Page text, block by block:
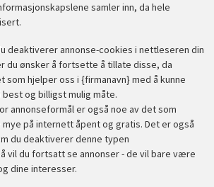
samler inn, da hele
deaktiverer annonse-cookies i nettleseren din
du ønsker å fortsette å tillate disse, da
som hjelper oss i {firmanavn} med å kunne
og billigst mulig måte.
annonseformål er også noe av det som
på internett åpent og gratis. Det er også
du deaktiverer denne typen
vil du fortsatt se annonser - de vil bare være
dine interesser.